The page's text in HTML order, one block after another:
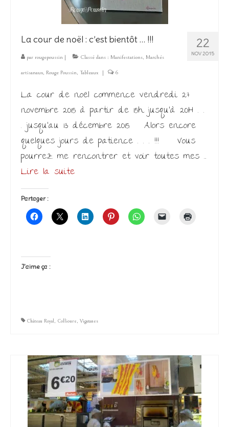
22
NOV 2015
La cour de noël : c’est bientôt … !!!
par rougepoussin | Classé dans : Manifestations, Marchés
artisanaux, Rouge Poussin, Tableaux | 6
La cour de noël commence vendredi 27
novembre 2015 à partir de 15h jusqu’à 20H . .
. jusqu’au 13 décembre 2015. Alors encore
quelques jours de patience . . . !!! Vous
pourrez me rencontrer et voir toutes mes …
Lire la suite­­
Partager :
J’aime ça :
Château Royal, Collioure, Vigatanes